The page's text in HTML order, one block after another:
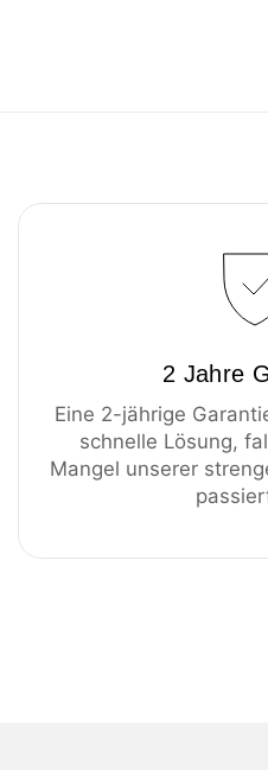
2 Jahre
Eine 2-jährige
schnelle Lösung,
Mangel unserer